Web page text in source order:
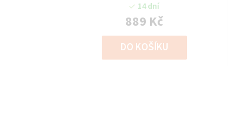
14 dní
889 Kč
DO KOŠÍKU